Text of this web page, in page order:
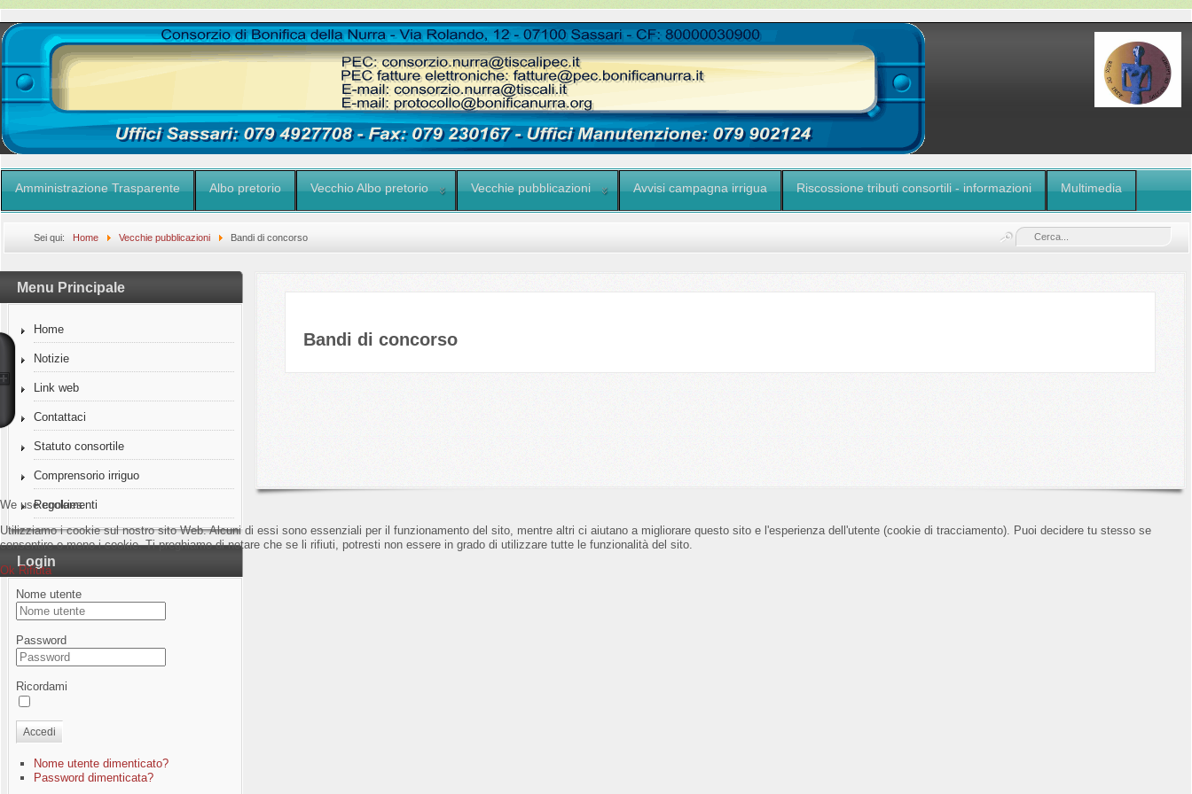
Amministrazione Trasparente Albo pretorio Vecchio Albo pretorio Vecchie pubblicazioni Avvisi campagna irrigua Riscossione tributi consortili - informazioni Multimedia
Sei qui: Home Vecchie pubblicazioni Bandi di concorso
Menu Principale
Home
Notizie
Link web
Contattaci
Statuto consortile
Comprensorio irriguo
Regolamenti
Login
Nome utente
Password
Ricordami
Accedi
Nome utente dimenticato?
Password dimenticata?
Bandi di concorso
We use cookies
Utilizziamo i cookie sul nostro sito Web. Alcuni di essi sono essenziali per il funzionamento del sito, mentre altri ci aiutano a migliorare questo sito e l'esperienza dell'utente (cookie di tracciamento). Puoi decidere tu stesso se
consentire o meno i cookie. Ti preghiamo di notare che se li rifiuti, potresti non essere in grado di utilizzare tutte le funzionalità del sito.
Ok Rifiuta